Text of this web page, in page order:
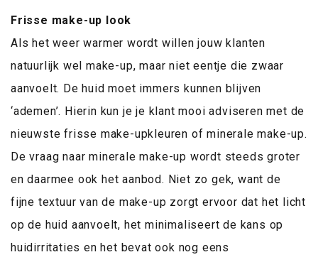
Frisse make-up look
Als het weer warmer wordt willen jouw klanten
natuurlijk wel make-up, maar niet eentje die zwaar
aanvoelt. De huid moet immers kunnen blijven
‘ademen’. Hierin kun je je klant mooi adviseren met de
nieuwste frisse make-upkleuren of minerale make-up.
De vraag naar minerale make-up wordt steeds groter
en daarmee ook het aanbod. Niet zo gek, want de
fijne textuur van de make-up zorgt ervoor dat het licht
op de huid aanvoelt, het minimaliseert de kans op
huidirritaties en het bevat ook nog eens